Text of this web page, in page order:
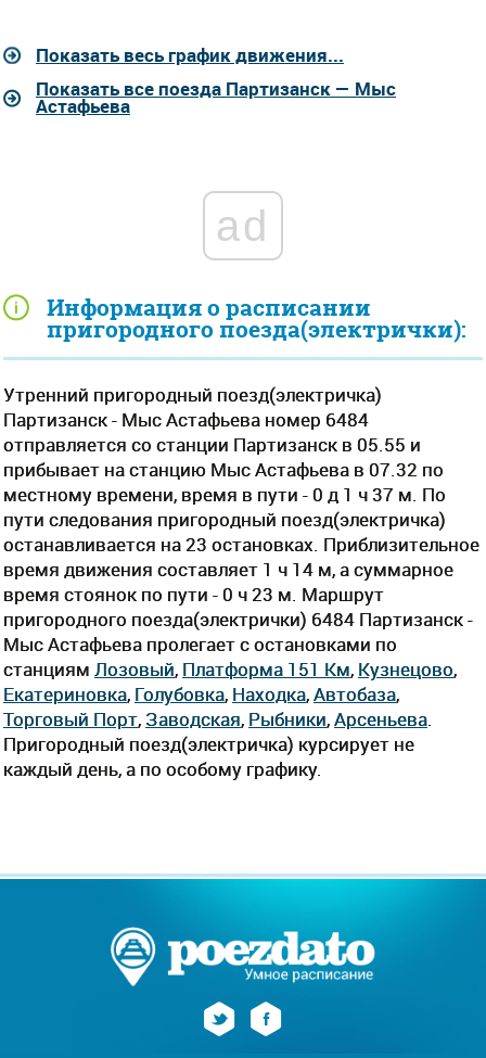
Информация о расписании
пригородного поезда(электрички):
Утренний пригородный поезд(электричка)
Партизанск - Мыс Астафьева номер 6484
отправляется со станции Партизанск в 05.55 и
прибывает на станцию Мыс Астафьева в 07.32 по
местному времени, время в пути - 0 д 1 ч 37 м. По
пути следования пригородный поезд(электричка)
останавливается на 23 остановках. Приблизительное
время движения составляет 1 ч 14 м, а суммарное
время стоянок по пути - 0 ч 23 м. Маршрут
пригородного поезда(электрички) 6484 Партизанск -
Мыс Астафьева пролегает c остановками по
станциям Лозовый, Платформа 151 Км, Кузнецово,
Екатериновка, Голубовка, Находка,Автобаза,
Торговый Порт, Заводская, Рыбники,Арсеньева
Пригородный поезд(электричка) курсирует не
каждый день, а по особому графику.
Показать весь график движения...
Показать все поезда Партизанск — Мыс
Астафьева
ad